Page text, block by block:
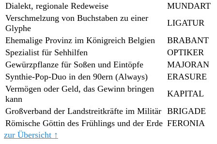
Dialekt, regionale Redeweise
MUNDART
Verschmelzung von Buchstaben zu einer
Glyphe
LIGATUR
Ehemalige Provinz im Königreich Belgien
BRABANT
Spezialist für Sehhilfen
OPTIKER
Gewürzpflanze für Soßen und Eintöpfe
MAJORAN
Synthie-Pop-Duo in den 90ern (Always)
ERASURE
Vermögen oder Geld, das Gewinn bringen
kann
KAPITAL
Großverband der Landstreitkräfte im Militär BRIGADE
Römische Göttin des Frühlings und der Erde FERONIA
zur Übersicht ↑